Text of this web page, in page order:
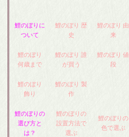
鯉のぼりに
ついて
鯉のぼり 歴
史
鯉のぼり 由
来
鯉のぼり
何歳まで
鯉のぼり 誰
が買う
鯉のぼり 値
段
鯉のぼり
飾り
鯉のぼり 製
作
鯉のぼりの
選び方と
は？
鯉のぼりの
設置方法で
選ぶ
鯉のぼりの
色で選ぶ